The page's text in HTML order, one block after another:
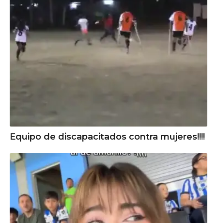
Equipo de discapacitados contra mujeres!!!!